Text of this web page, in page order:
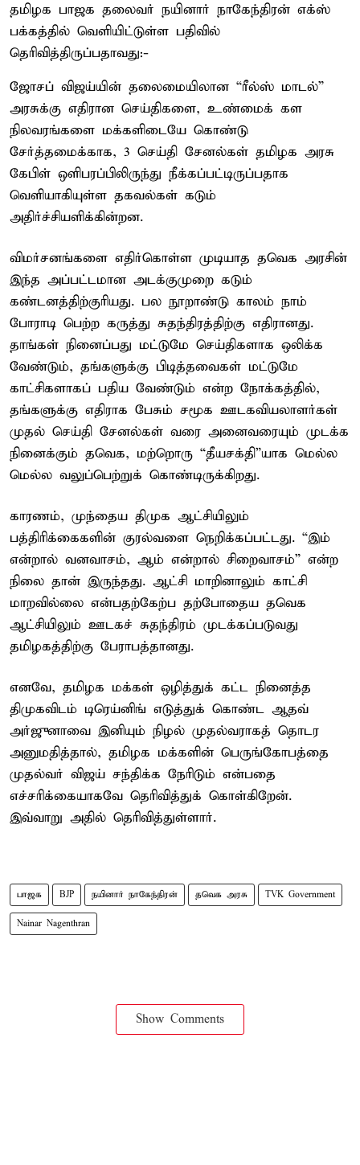
தமிழக பாஜக தலைவர் நயினார் நாகேந்திரன் எக்ஸ்
பக்கத்தில் வெளியிட்டுள்ள பதிவில்
தெரிவித்திருப்பதாவது:-
ஜோசப் விஜய்யின் தலைமையிலான “ரீல்ஸ் மாடல்”
அரசுக்கு எதிரான செய்திகளை, உண்மைக் கள
நிலவரங்களை மக்களிடையே கொண்டு
சேர்த்தமைக்காக, 3 செய்தி சேனல்கள் தமிழக அரசு
கேபிள் ஒளிபரப்பிலிருந்து நீக்கப்பட்டிருப்பதாக
வெளியாகியுள்ள தகவல்கள் கடும்
அதிர்ச்சியளிக்கின்றன.
விமர்சனங்களை எதிர்கொள்ள முடியாத தவெக அரசின்
இந்த அப்பட்டமான அடக்குமுறை கடும்
கண்டனத்திற்குரியது. பல நூறாண்டு காலம் நாம்
போராடி பெற்ற கருத்து சுதந்திரத்திற்கு எதிரானது.
தாங்கள் நினைப்பது மட்டுமே செய்திகளாக ஒலிக்க
வேண்டும், தங்களுக்கு பிடித்தவைகள் மட்டுமே
காட்சிகளாகப் பதிய வேண்டும் என்ற நோக்கத்தில்,
தங்களுக்கு எதிராக பேசும் சமூக ஊடகவியலாளர்கள்
முதல் செய்தி சேனல்கள் வரை அனைவரையும் முடக்க
நினைக்கும் தவெக, மற்றொரு “தீயசக்தி”யாக மெல்ல
மெல்ல வலுப்பெற்றுக் கொண்டிருக்கிறது.
காரணம், முந்தைய திமுக ஆட்சியிலும்
பத்திரிக்கைகளின் குரல்வளை நெறிக்கப்பட்டது. “இம்
என்றால் வனவாசம், ஆம் என்றால் சிறைவாசம்” என்ற
நிலை தான் இருந்தது. ஆட்சி மாறினாலும் காட்சி
மாறவில்லை என்பதற்கேற்ப தற்போதைய தவெக
ஆட்சியிலும் ஊடகச் சுதந்திரம் முடக்கப்படுவது
தமிழகத்திற்கு பேராபத்தானது.
எனவே, தமிழக மக்கள் ஒழித்துக் கட்ட நினைத்த
திமுகவிடம் டிரெய்னிங் எடுத்துக் கொண்ட ஆதவ்
அர்ஜுனாவை இனியும் நிழல் முதல்வராகத் தொடர
அனுமதித்தால், தமிழக மக்களின் பெருங்கோபத்தை
முதல்வர் விஜய் சந்திக்க நேரிடும் என்பதை
எச்சரிக்கையாகவே தெரிவித்துக் கொள்கிறேன்.
இவ்வாறு அதில் தெரிவித்துள்ளார்.
பாஜக BJP நயினார் நாகேந்திரன் தவெக அரசு TVK Government
Nainar Nagenthran
Show Comments